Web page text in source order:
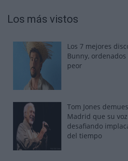
Los más vistos
Los 7 mejores
Bunny,
peor
Tom Jones
Madrid que su
desafiando
del tiempo